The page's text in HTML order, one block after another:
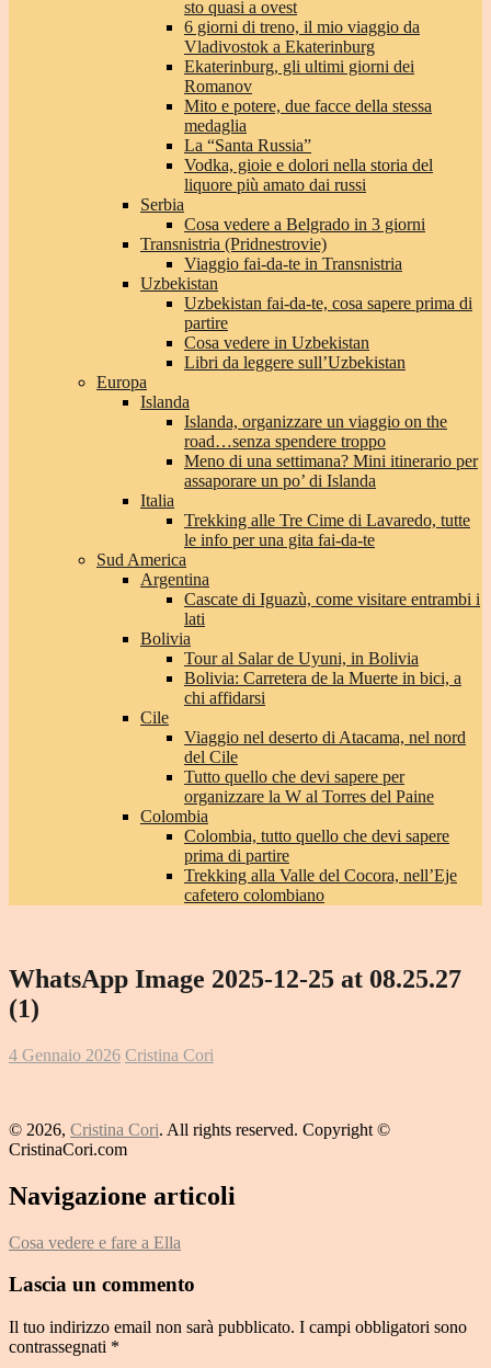
sto quasi a ovest
6 giorni di treno, il mio viaggio da
Vladivostok a Ekaterinburg
Ekaterinburg, gli ultimi giorni dei
Romanov
Mito e potere, due facce della stessa
medaglia
La “Santa Russia”
Vodka, gioie e dolori nella storia del
liquore più amato dai russi
Serbia
Cosa vedere a Belgrado in 3 giorni
Transnistria (Pridnestrovie)
Viaggio fai-da-te in Transnistria
Uzbekistan
Uzbekistan fai-da-te, cosa sapere prima di
partire
Cosa vedere in Uzbekistan
Libri da leggere sull’Uzbekistan
Europa
Islanda
Islanda, organizzare un viaggio on the
road…senza spendere troppo
Meno di una settimana? Mini itinerario per
assaporare un po’ di Islanda
Italia
Trekking alle Tre Cime di Lavaredo, tutte
le info per una gita fai-da-te
Sud America
Argentina
Cascate di Iguazù, come visitare entrambi i
lati
Bolivia
Tour al Salar de Uyuni, in Bolivia
Bolivia: Carretera de la Muerte in bici, a
chi affidarsi
Cile
Viaggio nel deserto di Atacama, nel nord
del Cile
Tutto quello che devi sapere per
organizzare la W al Torres del Paine
Colombia
Colombia, tutto quello che devi sapere
prima di partire
Trekking alla Valle del Cocora, nell’Eje
cafetero colombiano
WhatsApp Image 2025-12-25 at 08.25.27
(1)
4 Gennaio 2026 Cristina Cori
© 2026, Cristina Cori. All rights reserved. Copyright ©
CristinaCori.com
Navigazione articoli
Cosa vedere e fare a Ella
Lascia un commento
Il tuo indirizzo email non sarà pubblicato. I campi obbligatori sono
contrassegnati *